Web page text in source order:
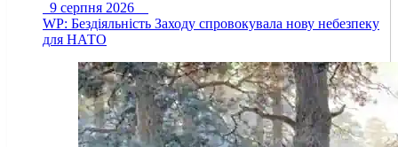
9 серпня 2026
WP: Бездіяльність Заходу спровокувала нову небезпеку
для НАТО